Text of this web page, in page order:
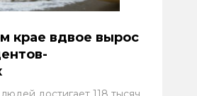
крае вдвое вырос